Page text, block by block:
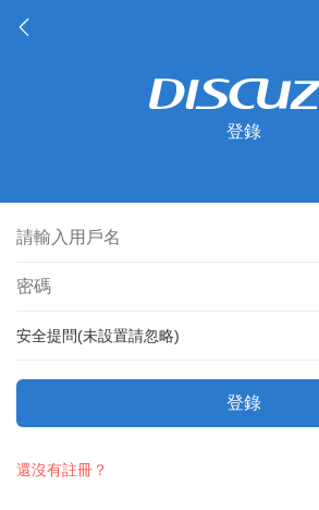
登錄
安全提問(未設置請忽略)
登錄
還沒有註冊？